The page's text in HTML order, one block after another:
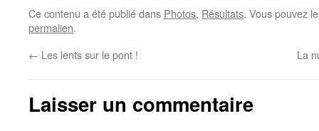
Ce contenu a été publié dans Photos, Résultats. Vous pouvez
permalien.
← Les lents sur le pont ! La
Laisser un commentaire